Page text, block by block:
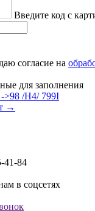
Введите код с
согласие на
для заполнения
>98 /H4/ 799I
→
41-84
в соцсетях